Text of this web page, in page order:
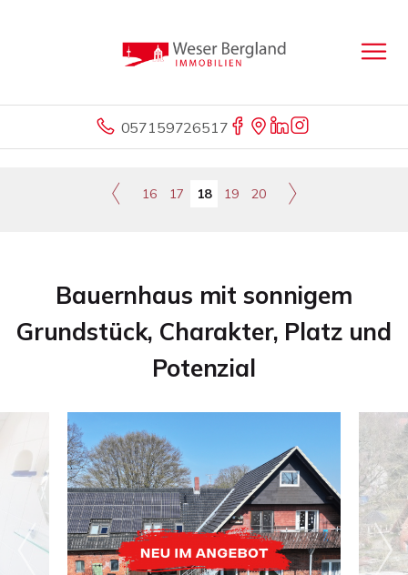
057159726517
16 17 18 19 20
Bauernhaus mit sonnigem
Grundstück, Charakter, Platz und
Potenzial